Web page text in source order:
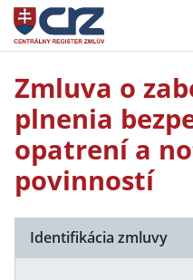
Zmluva o
plnenia
opatrení a
povinností
Identifikácia zmluvy